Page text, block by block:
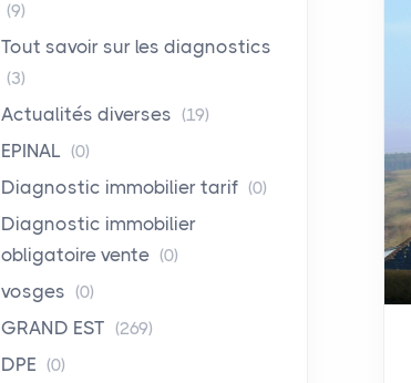
(9)
Tout savoir sur les diagnostics
(3)
Actualités diverses (19)
EPINAL (0)
Diagnostic immobilier tarif (0)
Diagnostic immobilier
obligatoire vente (0)
vosges (0)
GRAND EST (269)
DPE (0)